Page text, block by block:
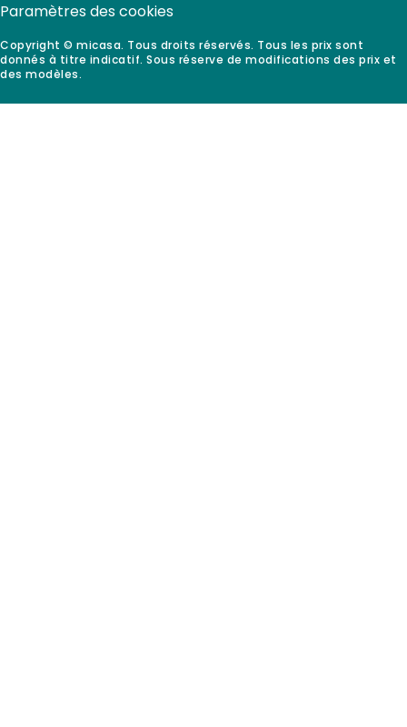
Copyright © micasa. Tous droits réservés. Tous les prix sont
donnés à titre indicatif. Sous réserve de modifications des prix et
des modèles.
Paramètres des cookies